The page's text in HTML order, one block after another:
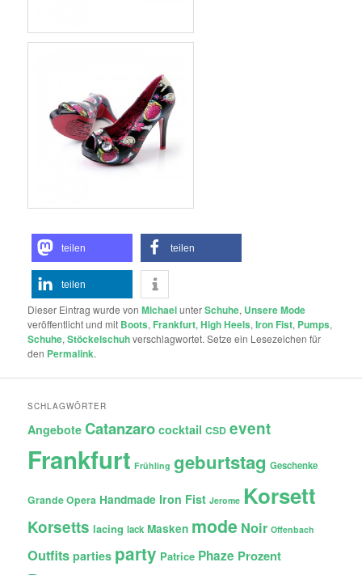
teilen teilen
teilen
Dieser Eintrag wurde vonMichaelunterSchuhe, Unsere Mode
veröffentlicht und mit Boots, Frankfurt,High Heels,Iron Fist, Pumps,
Schuhe,Stöckelschuhverschlagwortet. Setze ein Lesezeichen für
den Permalink.
SCHLAGWÖRTER
Angebote Catanzaro cocktail CSD event
Frankfurt Frühling geburtstag Geschenke
Grande Opera Handmade Iron Fist Jerome Korsett
Korsetts lacing lack Masken mode Noir Offenbach
Outfits parties party Patrice Phaze Prozent